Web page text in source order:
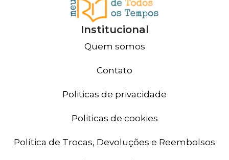
Institucional
Quem somos
Contato
Politicas de privacidade
Politicas de cookies
Política de Trocas, Devoluções e Reembolsos